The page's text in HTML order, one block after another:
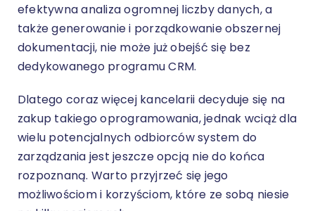
efektywna analiza ogromnej liczby danych, a
także generowanie i porządkowanie obszernej
dokumentacji, nie może już obejść się bez
dedykowanego programu CRM.
Dlatego coraz więcej kancelarii decyduje się na
zakup takiego oprogramowania, jednak wciąż dla
wielu potencjalnych odbiorców system do
zarządzania jest jeszcze opcją nie do końca
rozpoznaną. Warto przyjrzeć się jego
możliwościom i korzyściom, które ze sobą niesie